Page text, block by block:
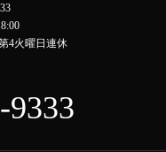
4火曜日連休
9333